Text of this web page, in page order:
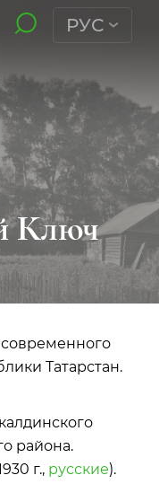
РУС
Ключ
Татарстан.
района.
г., русские).